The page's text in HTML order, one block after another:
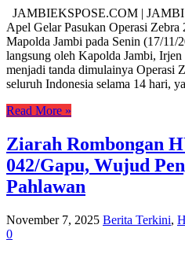
JAMBIEKSPOSE.COM | JAMBI
Apel Gelar Pasukan Operasi Zebra
Mapolda Jambi pada Senin (17/
langsung oleh Kapolda Jambi,
menjadi tanda dimulainya Operasi
seluruh Indonesia selama 14 hari,
Read More »
Ziarah Rombongan
042/Gapu, Wujud
Pahlawan
November 7, 2025 Berita Terkini,
0